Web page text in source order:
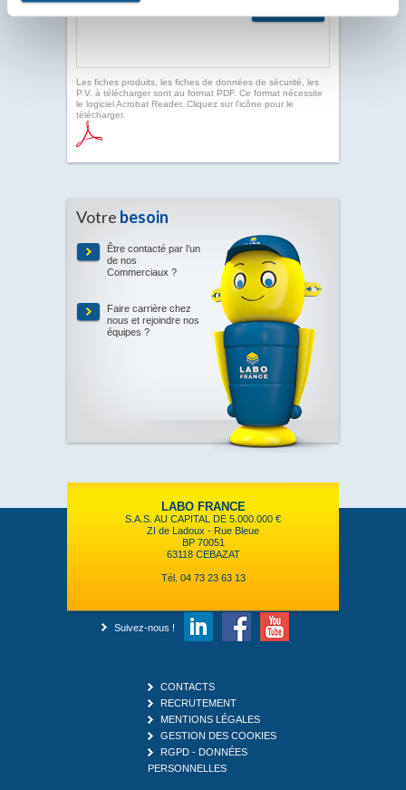
Les fiches produits, les fiches de données de sécurité, les
P.V. à télécharger sont au format PDF. Ce format nécessite
le logiciel Acrobat Reader. Cliquez sur l'icône pour le
télécharger.
Votre besoin
Être contacté par l’un
de nos
Commerciaux ?
Faire carrière chez
nous et rejoindre nos
équipes ?
LABO FRANCE
S.A.S. AU CAPITAL DE 5.000.000 €
ZI de Ladoux - Rue Bleue
BP 70051
63118 CEBAZAT
Tél. 04 73 23 63 13
Suivez-nous !
CONTACTS
RECRUTEMENT
MENTIONS LÉGALES
GESTION DES COOKIES
RGPD - DONNÉES
PERSONNELLES